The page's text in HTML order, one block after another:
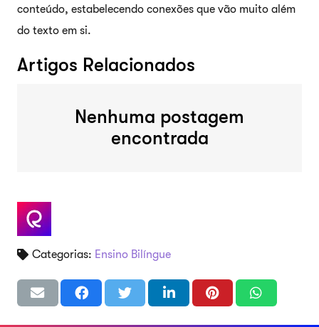
conteúdo, estabelecendo conexões que vão muito além
do texto em si.
Artigos Relacionados
Nenhuma postagem
encontrada
Categorias: Ensino Bilíngue